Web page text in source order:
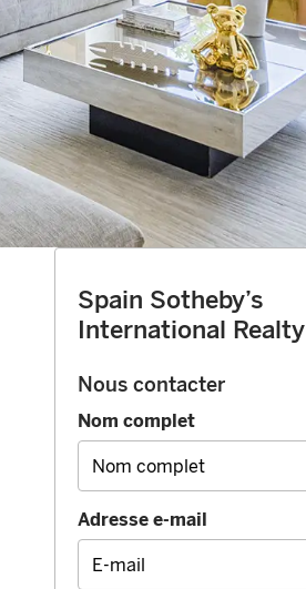
Spain Sotheby’s
International Realty
Nous contacter
Nom complet
Adresse e-mail